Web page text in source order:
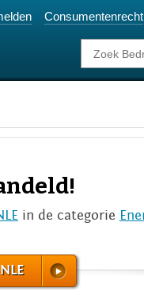
Consumentenrecht
in de categorie